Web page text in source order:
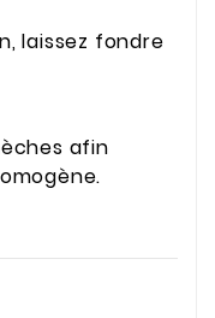
laissez fondre
afin